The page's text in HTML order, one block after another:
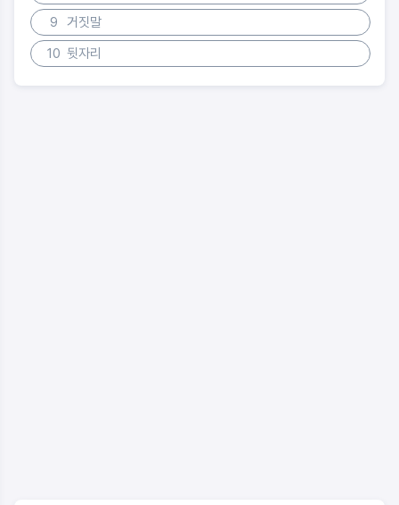
9
거짓말
10 뒷자리